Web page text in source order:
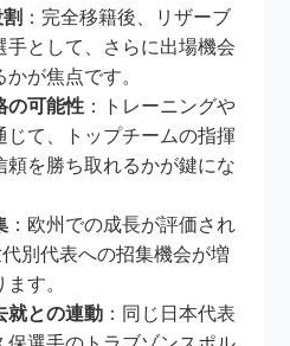
：完全移籍後、リザーブ
手として、さらに出場機会
が焦点です。
の可能性 ：トレーニングや
じて、トップチームの指揮
頼を勝ち取れるかが鍵にな
：欧州での成長が評価され
別代表への招集機会が増
す。
就との連動 ：同じ日本代表